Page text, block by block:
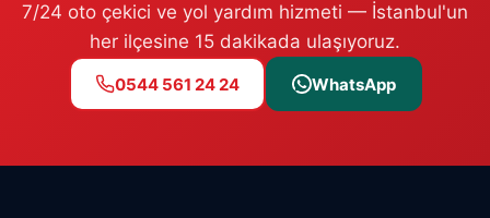
7/24 oto çekici ve yol yardım hizmeti — İstanbul'un
her ilçesine 15 dakikada ulaşıyoruz.
0544 561 24 24 WhatsApp